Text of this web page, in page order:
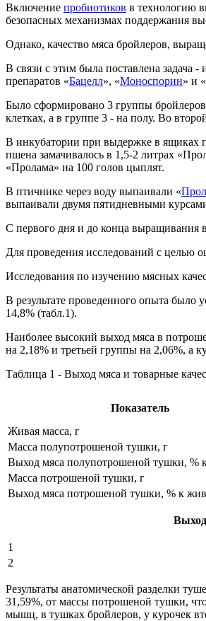
Включение пробиотиков в технологию
безопасных механизмах поддержания
Однако, качество мяса бройлеров,
В связи с этим была поставлена задача
препаратов «Бацелл», «Моноспорин» и «
Было сформировано 3 группы
клетках, а в группе 3 - на полу. Во
В инкубатории при выдержке в ящиках
пшена замачивалось в 1,5-2 литрах
«Пролама» на 100 голов цыплят.
В птичнике через воду выпаивали «
выпаивали двумя пятидневными
С первого дня и до конца выращивания
Для проведения исследований с целью
Исследования по изучению мясных
В результате проведенного опыта
14,8% (табл.1).
Наиболее высокий выход мяса в
на 2,18% и третьей группы на 2,06%, а
Таблица 1 - Выход мяса и товарные
Показатель
Живая масса, г
Масса полупотрошеной тушки, г
Выход мяса полупотрошеной тушки, %
Масса потрошеной тушки, г
Выход мяса потрошеной тушки, % к
1
2
Результаты анатомической разделки
31,59%, от массы потрошеной тушки,
мышц, в тушках бройлеров, у курочек